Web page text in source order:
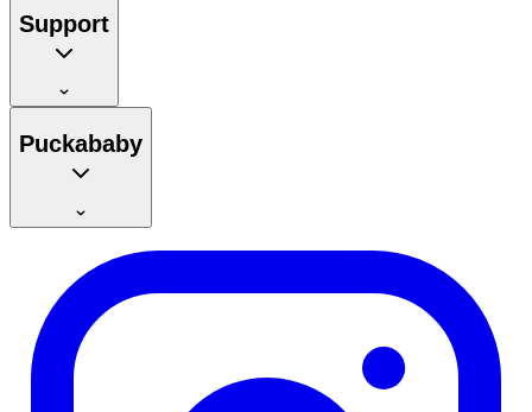
Support
Puckababy